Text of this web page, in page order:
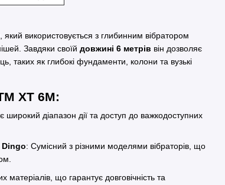
який використовується з глибинним вібратором
Завдяки своїй довжині 6 метрів він дозволяє
таких як глибокі фундаменти, колони та вузькі
XT 6M:
широкий діапазон дії та доступ до важкодоступних
Dingo: Сумісний з різними моделями вібраторів, що
матеріалів, що гарантує довговічність та